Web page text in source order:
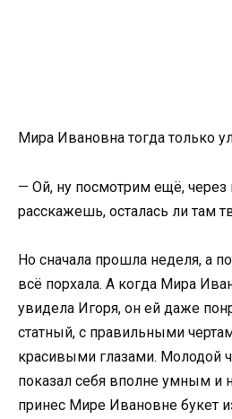
Мира Ивановна тогда только
— Ой, ну посмотрим ещё, через
расскажешь, осталась ли там
Но сначала прошла неделя, а
всё порхала. А когда Мира
увидела Игоря, он ей даже
статный, с правильными
красивыми глазами. Молодой
показал себя вполне умным и
принес Мире Ивановне букет